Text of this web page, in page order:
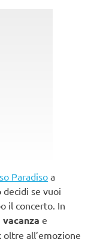
Paradiso a
se vuoi
il concerto. In
e
all’emozione